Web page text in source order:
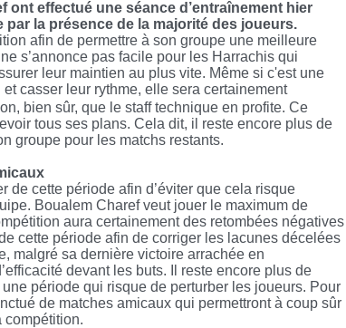
effectué une séance d’entraînement hier
par la présence de la majorité des joueurs.
afin de permettre à son groupe une meilleure
s’annonce pas facile pour les Harrachis qui
leur maintien au plus vite. Même si c'est une
casser leur rythme, elle sera certainement
bien sûr, que le staff technique en profite. Ce
tous ses plans. Cela dit, il reste encore plus de
groupe pour les matchs restants.
de cette période afin d’éviter que cela risque
Boualem Charef veut jouer le maximum de
aura certainement des retombées négatives
cette période afin de corriger les lacunes décelées
malgré sa dernière victoire arrachée en
devant les buts. Il reste encore plus de
période qui risque de perturber les joueurs. Pour
de matches amicaux qui permettront à coup sûr
compétition.